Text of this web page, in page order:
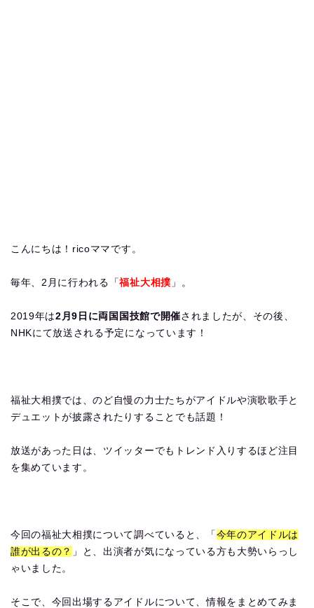
こんにちは！ricoママです。
毎年、2月に行われる「福祉大相撲 」。
2019年は2月9日に両国国技館で開催されましたが、その後、
NHKにて放送される予定になっています！
福祉大相撲では、のど自慢の力士たちがアイドルや演歌歌手と
デュエットが披露されたりすることでも話題！
放送があった日は、ツイッターでもトレンド入りするほど注目
を集めています。
今回の福祉大相撲について調べていると、「 今年のアイドルは
誰が出るの？ 」と、出演者が気になっている方も大勢いらっし
ゃいました。
そこで、今回出場するアイドルについて、情報をまとめてみま